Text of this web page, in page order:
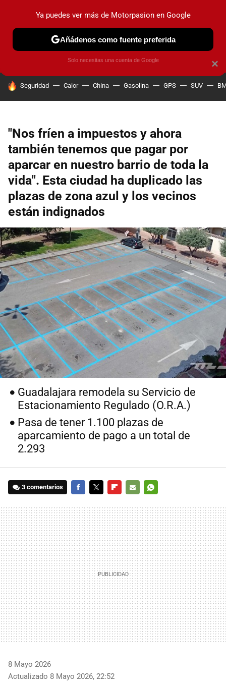
PRUEBAS COCHES ELÉCTRICOS OBSERVATORIO
HOY SE HABLA DE
Seguridad Calor China Gasolina GPS SUV
"Nos fríen a impuestos y ahora
también tenemos que pagar por
aparcar en nuestro barrio de toda la
vida". Esta ciudad ha duplicado las
plazas de zona azul y los vecinos
están indignados
Guadalajara remodela su Servicio de
Estacionamiento Regulado (O.R.A.)
Pasa de tener 1.100 plazas de
aparcamiento de pago a un total de
2.293
3 comentarios
MAIL
8 Mayo 2026
Actualizado 8 Mayo 2026, 22:52
×
Ya puedes ver más de Motorpasion en Google
Añádenos como fuente preferida
Solo necesitas una cuenta de Google